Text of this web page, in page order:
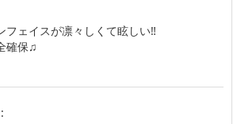
フェイスが凛々しくて眩しい‼️
確保♫